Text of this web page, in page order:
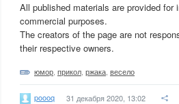
All published materials are provided
commercial purposes.
The creators of the page are not
their respective owners.
юмор прикол ржака весело
poooq 31 декабря 2020, 13:02